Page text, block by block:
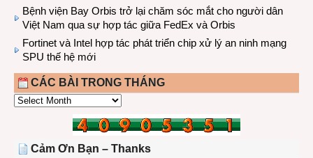
Bệnh viện Bay Orbis trở lại chăm sóc mắt cho người dân
Việt Nam qua sự hợp tác giữa FedEx và Orbis
Fortinet và Intel hợp tác phát triển chip xử lý an ninh mạng
SPU thế hệ mới
CÁC BÀI TRONG THÁNG
CÁC
THÁNG
Cảm Ơn Bạn – Thanks